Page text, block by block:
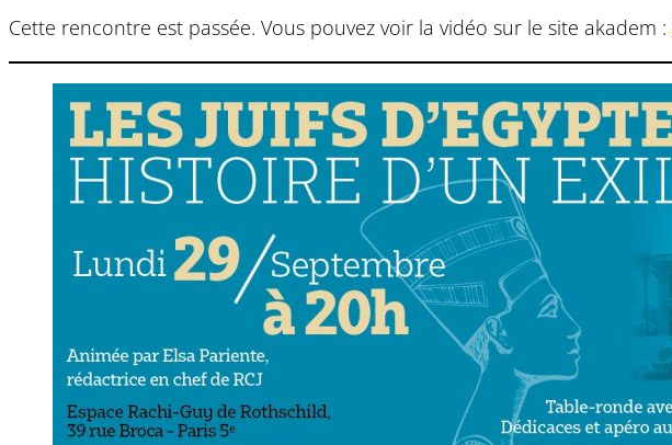
Cette rencontre est passée. Vous pouvez voir la vidéo sur le site akadem :